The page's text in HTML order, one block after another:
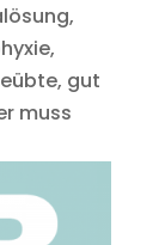
gut
muss